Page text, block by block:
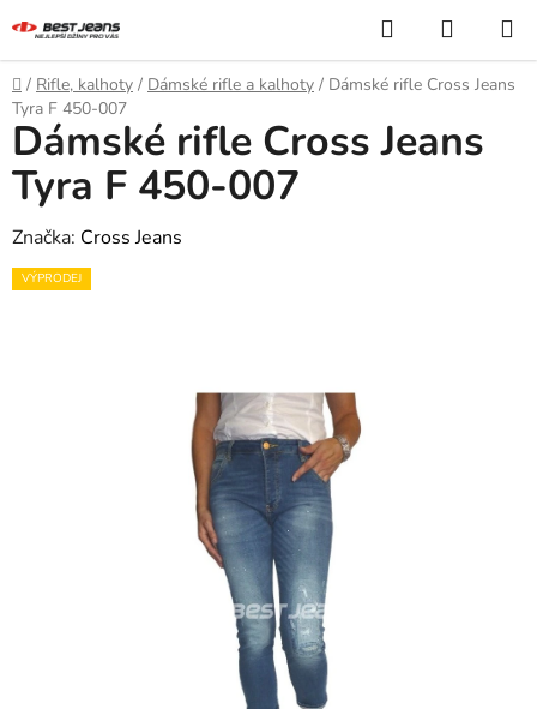
na
obsah
Hledat
KOŠÍK
Domů
/ Rifle, kalhoty / Dámské rifle a kalhoty / Dámské rifle Cross Jeans
Tyra F 450-007
Dámské rifle Cross Jeans
Tyra F 450-007
Značka: Cross Jeans
VÝPRODEJ